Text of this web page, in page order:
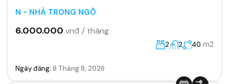
N - NHÀ TRONG NGÕ
6.000.000 vnđ / tháng
2 2 40 m2
Ngày đăng: 8 Tháng 8, 2026